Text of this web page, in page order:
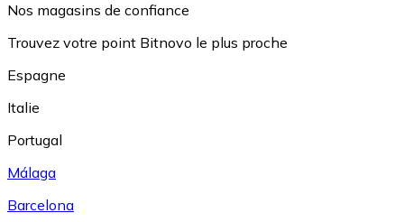
Nos magasins de confiance
Trouvez votre point Bitnovo le plus proche
Espagne
Italie
Portugal
Málaga
Barcelona